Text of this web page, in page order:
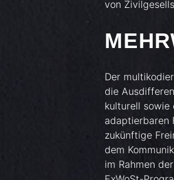
von
Der
die
kulturell sowie
adaptierbaren
zukünftige
dem
im Rahmen